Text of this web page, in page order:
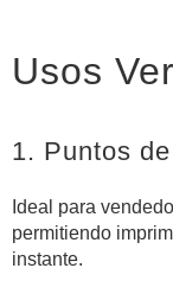
Usos
1. Puntos
Ideal para
permitiendo
instante.